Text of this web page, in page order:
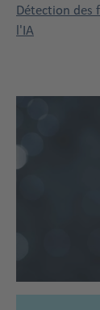
Détection des
l'IA